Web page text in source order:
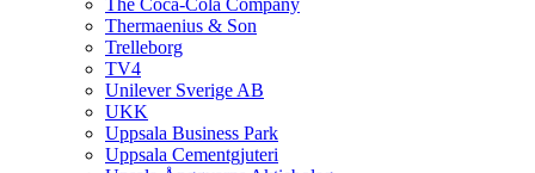
The Coca-Cola Company
Thermaenius & Son
Trelleborg
TV4
Unilever Sverige AB
UKK
Uppsala Business Park
Uppsala Cementgjuteri